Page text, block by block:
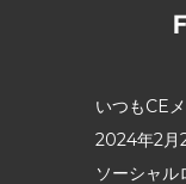
いつもCE
2024年2月
ソーシャ